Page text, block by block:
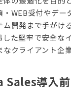
WEB受付やデー
開発まで手がけ
した堅牢で安全な
クライアント企
Sales導入